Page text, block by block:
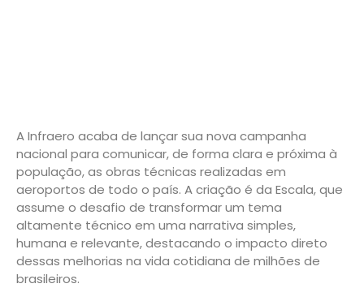
A Infraero acaba de lançar sua nova campanha
nacional para comunicar, de forma clara e próxima à
população, as obras técnicas realizadas em
aeroportos de todo o país. A criação é da Escala, que
assume o desafio de transformar um tema
altamente técnico em uma narrativa simples,
humana e relevante, destacando o impacto direto
dessas melhorias na vida cotidiana de milhões de
brasileiros.